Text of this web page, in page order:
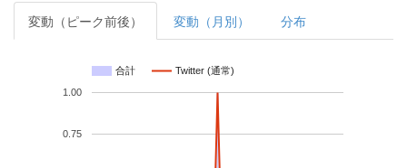
変動（ピーク前後） 変動（月別） 分布
合計 Twitter (通常)
0.75
1.00